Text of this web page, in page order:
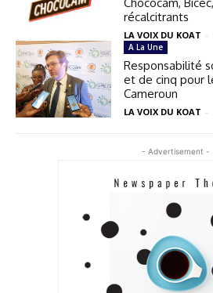
Chococam,
récalcitrants
LA VOIX DU KOAT -
A La Une
Responsabilité
et de cinq pour
Cameroun
LA VOIX DU KOAT -
- Advertisement -